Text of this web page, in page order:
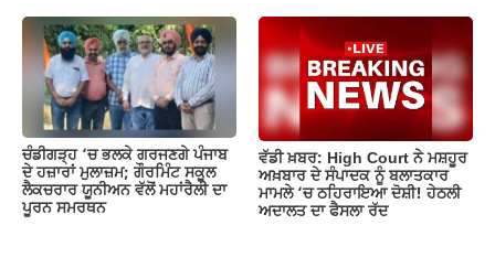
ਚੰਡੀਗੜ੍ਹ ‘ਚ ਭਲਕੇ ਗਰਜਣਗੇ ਪੰਜਾਬ
ਦੇ ਹਜ਼ਾਰਾਂ ਮੁਲਾਜ਼ਮ; ਗੌਰਮਿੰਟ ਸਕੂਲ
ਲੈਕਚਰਾਰ ਯੂਨੀਅਨ ਵੱਲੋਂ ਮਹਾਂਰੈਲੀ ਦਾ
ਪੂਰਨ ਸਮਰਥਨ
ਵੱਡੀ ਖ਼ਬਰ: High Court ਨੇ ਮਸ਼ਹੂਰ
ਅਖ਼ਬਾਰ ਦੇ ਸੰਪਾਦਕ ਨੂੰ ਬਲਾਤਕਾਰ
ਮਾਮਲੇ ‘ਚ ਠਹਿਰਾਇਆ ਦੋਸ਼ੀ! ਹੇਠਲੀ
ਅਦਾਲਤ ਦਾ ਫੈਸਲਾ ਰੱਦ